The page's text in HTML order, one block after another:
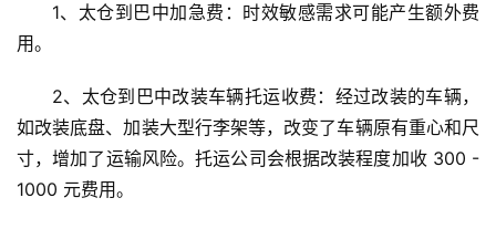
1、太仓到巴中加急费：时效敏感需求可能产生额外费
用。
2、太仓到巴中改装车辆托运收费：经过改装的车辆，
如改装底盘、加装大型行李架等，改变了车辆原有重心和尺
寸，增加了运输风险。托运公司会根据改装程度加收 300 -
1000 元费用。